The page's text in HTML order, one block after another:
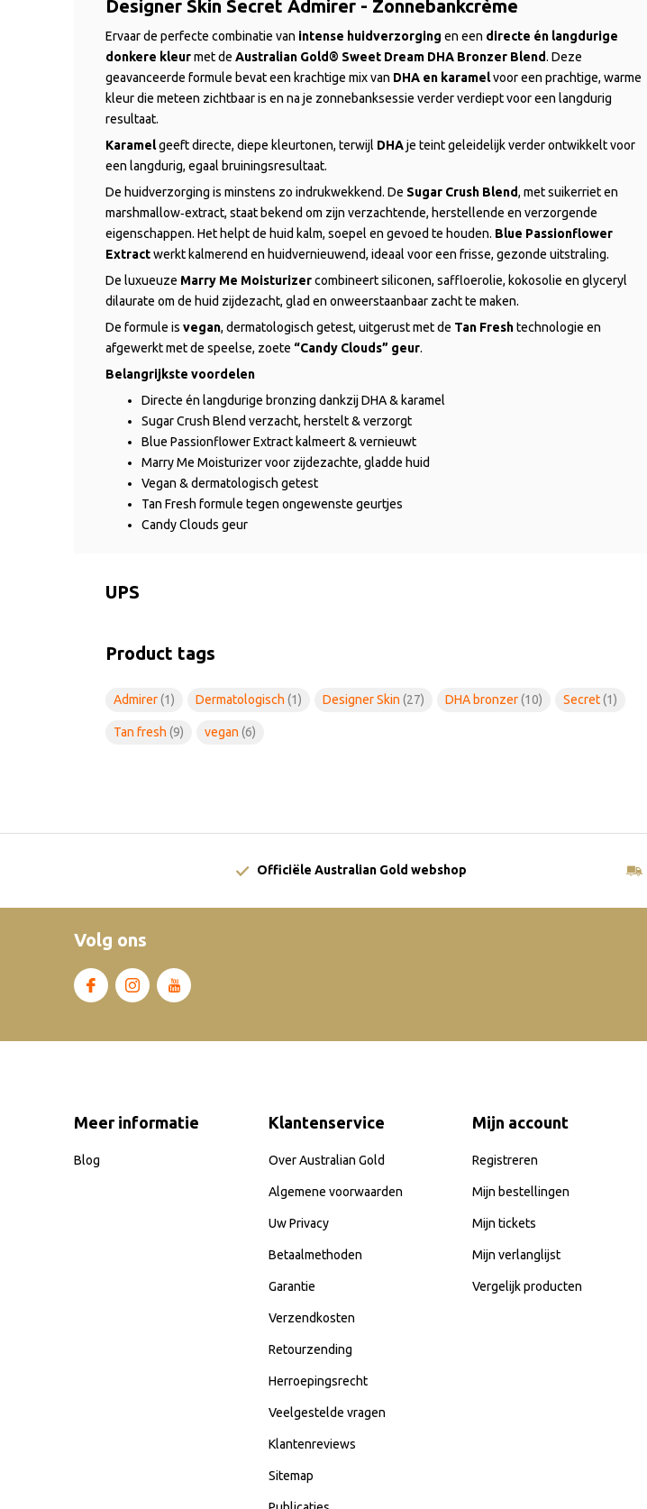
Designer Skin Secret Admirer - Zonnebankcrème
Ervaar de perfecte combinatie van intense huidverzorging en een directe én langdurige
donkere kleurmet de Australian Gold® Sweet Dream DHA Bronzer Blend. Deze
geavanceerde formule bevat een krachtige mix van DHA en karamelvoor een prachtige, warme
kleur die meteen zichtbaar is en na je zonnebanksessie verder verdiept voor een langdurig
resultaat.
Karamelgeeft directe, diepe kleurtonen, terwijl DHAje teint geleidelijk verder ontwikkelt voor
een langdurig, egaal bruiningsresultaat.
De huidverzorging is minstens zo indrukwekkend. De Sugar Crush Blend, met suikerriet en
marshmallow‑extract, staat bekend om zijn verzachtende, herstellende en verzorgende
eigenschappen. Het helpt de huid kalm, soepel en gevoed te houden. Blue Passionflower
Extractwerkt kalmerend en huidvernieuwend, ideaal voor een frisse, gezonde uitstraling.
De luxueuze Marry Me Moisturizercombineert siliconen, saffloerolie, kokosolie en glyceryl
dilaurate om de huid zijdezacht, glad en onweerstaanbaar zacht te maken.
De formule is vegan, dermatologisch getest, uitgerust met de Tan Freshtechnologie en
afgewerkt met de speelse, zoete “Candy Clouds” geur.
Belangrijkste voordelen
Directe én langdurige bronzing dankzij DHA & karamel
Sugar Crush Blend verzacht, herstelt & verzorgt
Blue Passionflower Extract kalmeert & vernieuwt
Marry Me Moisturizer voor zijdezachte, gladde huid
Vegan & dermatologisch getest
Tan Fresh formule tegen ongewenste geurtjes
Candy Clouds geur
UPS
Product tags
Admirer(1) Dermatologisch (1) Designer Skin (27) DHA bronzer(10) Secret(1)
Tan fresh (9) vegan (6)
Officiële Australian Gold webshop
Volg ons
Meer informatie
Blog
Klantenservice
Over Australian Gold
Algemene voorwaarden
Uw Privacy
Betaalmethoden
Garantie
Verzendkosten
Retourzending
Herroepingsrecht
Veelgestelde vragen
Klantenreviews
Sitemap
Mijn account
Registreren
Mijn bestellingen
Mijn tickets
Mijn verlanglijst
Vergelijk producten